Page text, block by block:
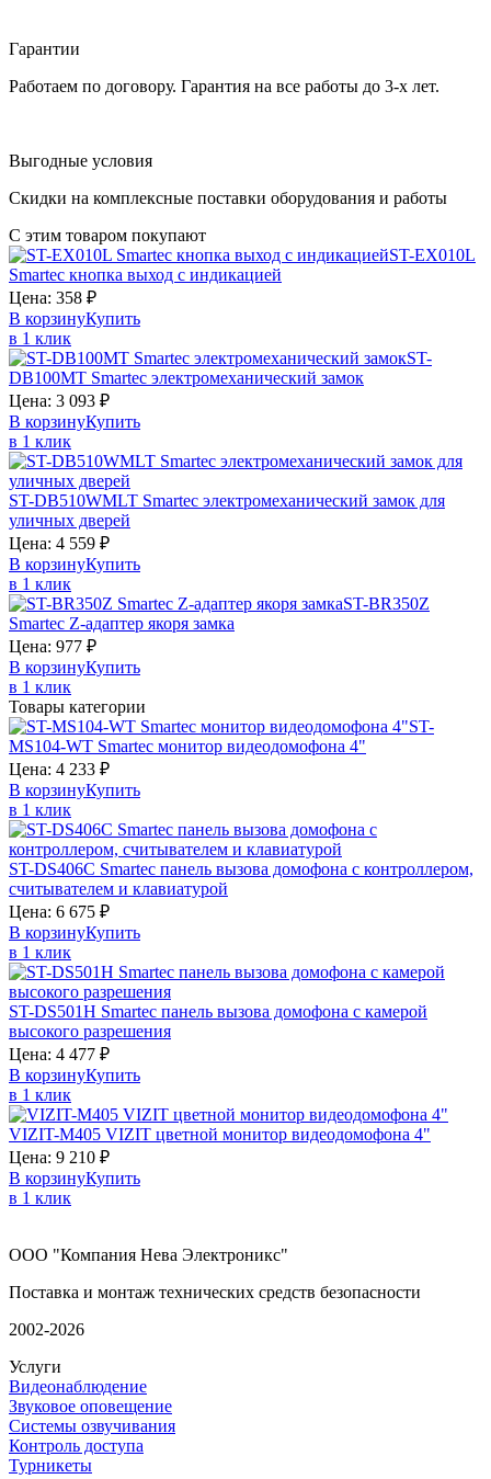
Гарантии
Работаем по договору. Гарантия на все работы до 3-х лет.
Выгодные условия
Скидки на комплексные поставки оборудования и работы
С этим товаром покупают
ST-EX010L
Smartec кнопка выход с индикацией
Цена: 358 ₽
В корзинуКупить
в 1 клик
ST-
DB100MT Smartec электромеханический замок
Цена: 3 093 ₽
В корзинуКупить
в 1 клик
ST-DB510WMLT Smartec электромеханический замок для
уличных дверей
Цена: 4 559 ₽
В корзинуКупить
в 1 клик
ST-BR350Z
Smartec Z-адаптер якоря замка
Цена: 977 ₽
В корзинуКупить
в 1 клик
Товары категории
ST-
MS104-WT Smartec монитор видеодомофона 4"
Цена: 4 233 ₽
В корзинуКупить
в 1 клик
ST-DS406C Smartec панель вызова домофона c контроллером,
считывателем и клавиатурой
Цена: 6 675 ₽
В корзинуКупить
в 1 клик
ST-DS501H Smartec панель вызова домофона с камерой
высокого разрешения
Цена: 4 477 ₽
В корзинуКупить
в 1 клик
VIZIT-M405 VIZIT цветной монитор видеодомофона 4"
Цена: 9 210 ₽
В корзинуКупить
в 1 клик
ООО "Компания Нева Электроникс"
Поставка и монтаж технических средств безопасности
2002-2026
Услуги
Видеонаблюдение
Звуковое оповещение
Системы озвучивания
Контроль доступа
Турникеты